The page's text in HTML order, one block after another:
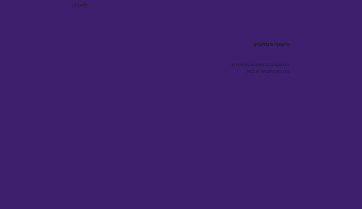
Linkedin
הישארו מעודכנים
תוכן מקצועי על גיוס ובינה מלאכותית -
פעם בשבועיים, ישירות למייל